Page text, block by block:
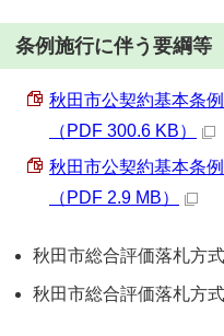
条例施行に伴う要綱等
秋田市公契約基本条
（PDF 300.6 KB）
秋田市公契約基本条
（PDF 2.9 MB）
秋田市総合評価落札方
秋田市総合評価落札方